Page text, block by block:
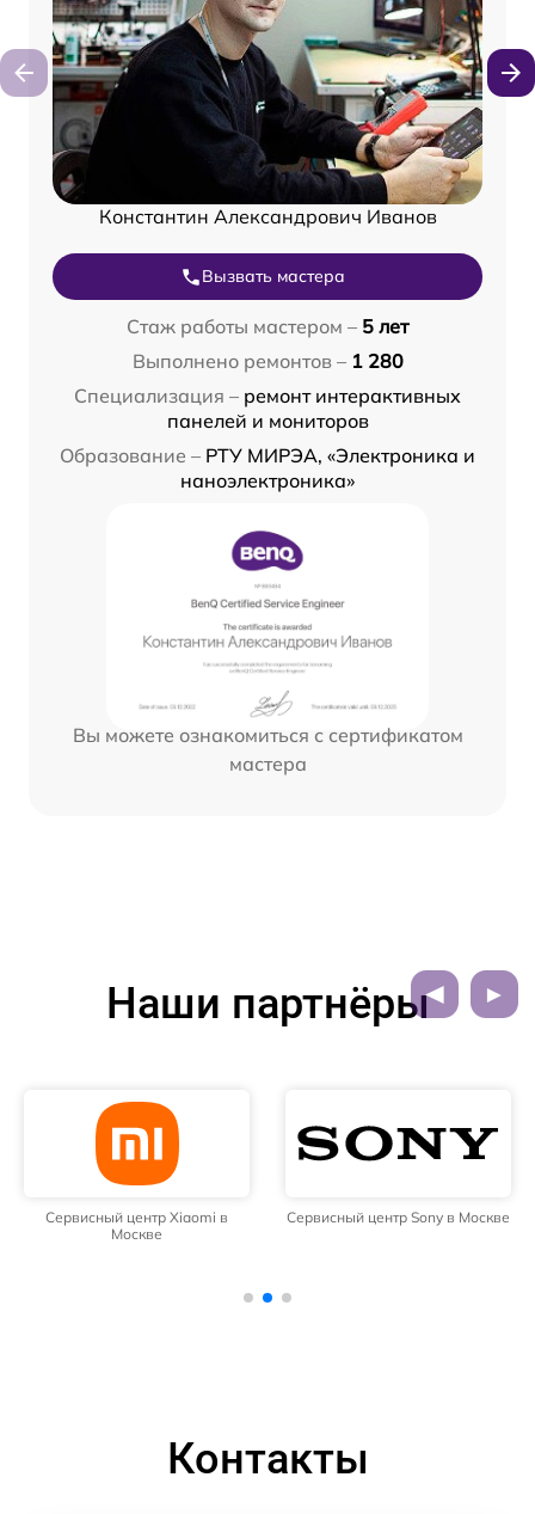
Константин Александрович Иванов
Вызвать мастера
Стаж работы мастером – 5 лет
Выполнено ремонтов – 1 280
Специализация – ремонт интерактивных
панелей и мониторов
Образование – РТУ МИРЭА, «Электроника и
наноэлектроника»
Вы можете ознакомиться с сертификатом
мастера
Наши партнёры
Сервисный центр Xiaomi в
Москве
Сервисный центр Sony в Москве
Контакты